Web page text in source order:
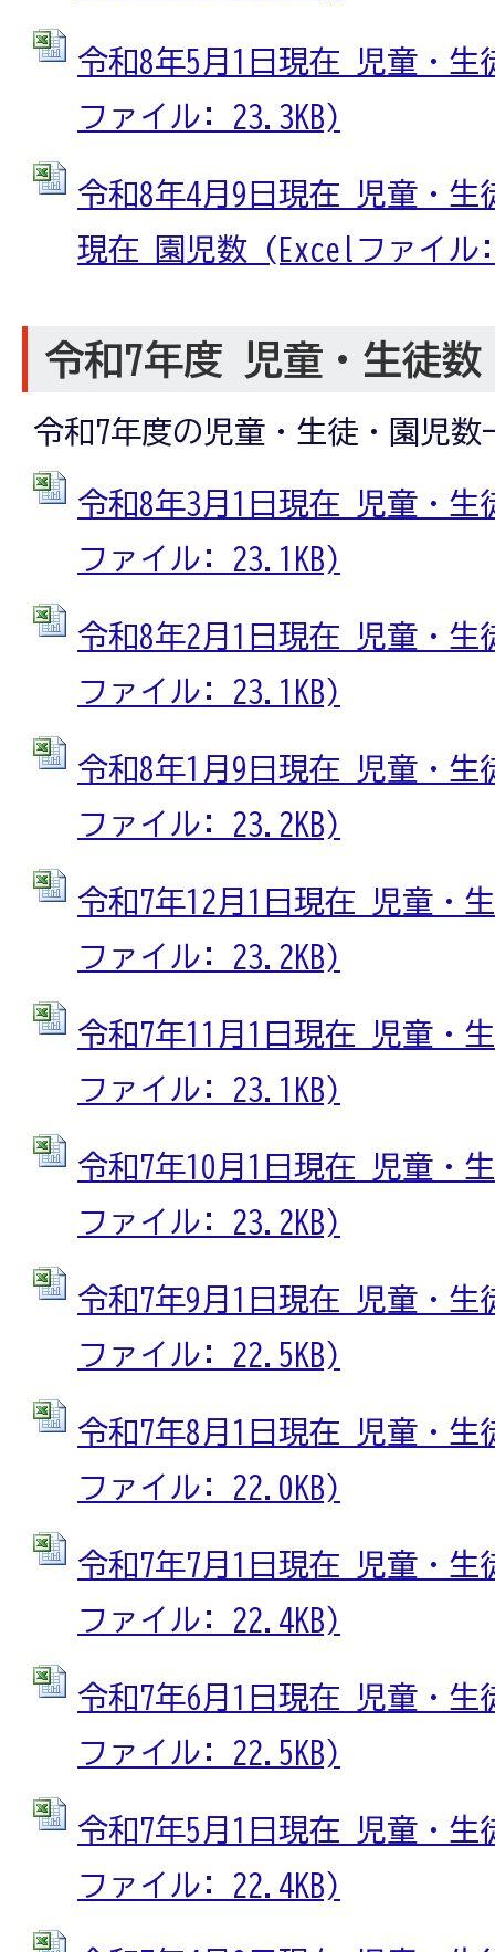
令和8年5月1日現在 児童・
ファイル: 23.3KB)
令和8年4月9日現在 児童・生
現在 園児数 (Excelファイル
令和7年度 児童・生徒数
令和7年度の児童・生徒・園児数
令和8年3月1日現在 児童・
ファイル: 23.1KB)
令和8年2月1日現在 児童・
ファイル: 23.1KB)
令和8年1月9日現在 児童・
ファイル: 23.2KB)
令和7年12月1日現在 児童・
ファイル: 23.2KB)
令和7年11月1日現在 児童・
ファイル: 23.1KB)
令和7年10月1日現在 児童・
ファイル: 23.2KB)
令和7年9月1日現在 児童・
ファイル: 22.5KB)
令和7年8月1日現在 児童・
ファイル: 22.0KB)
令和7年7月1日現在 児童・
ファイル: 22.4KB)
令和7年6月1日現在 児童・
ファイル: 22.5KB)
令和7年5月1日現在 児童・
ファイル: 22.4KB)